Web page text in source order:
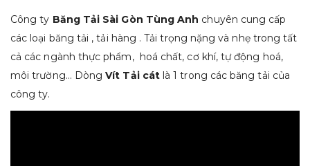
Công ty Băng Tải Sài Gòn Tùng Anh chuyên cung cấp
các loại băng tải , tải hàng . Tải trọng nặng và nhẹ trong tất
cả các ngành thực phẩm, hoá chất, cơ khí, tự động hoá,
môi trường… DòngVít Tải cát là 1 trong các băng tải của
công ty.